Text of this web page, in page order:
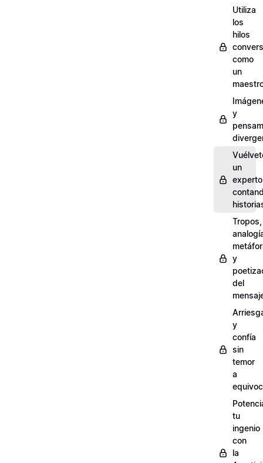
Utiliza
los
hilos
como
un
y
un
experto
Tropos,
y
del
y
confía
sin
temor
a
tu
ingenio
con
la